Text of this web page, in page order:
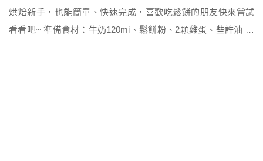
烘焙新手，也能簡單、快速完成，喜歡吃鬆餅的朋友快來嘗試
看看吧~ 準備食材：牛奶120mi、鬆餅粉、2顆雞蛋、些許油 標